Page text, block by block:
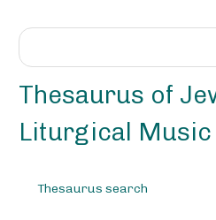
Thesaurus of
Liturgical Music
Thesaurus search